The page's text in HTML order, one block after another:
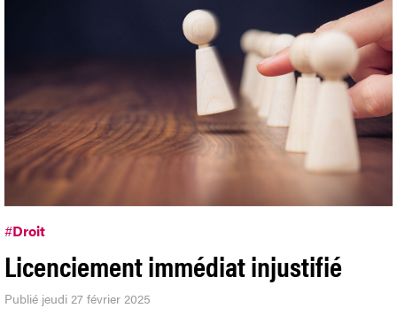
#Droit
Licenciement immédiat injustifié
Publié jeudi 27 février 2025